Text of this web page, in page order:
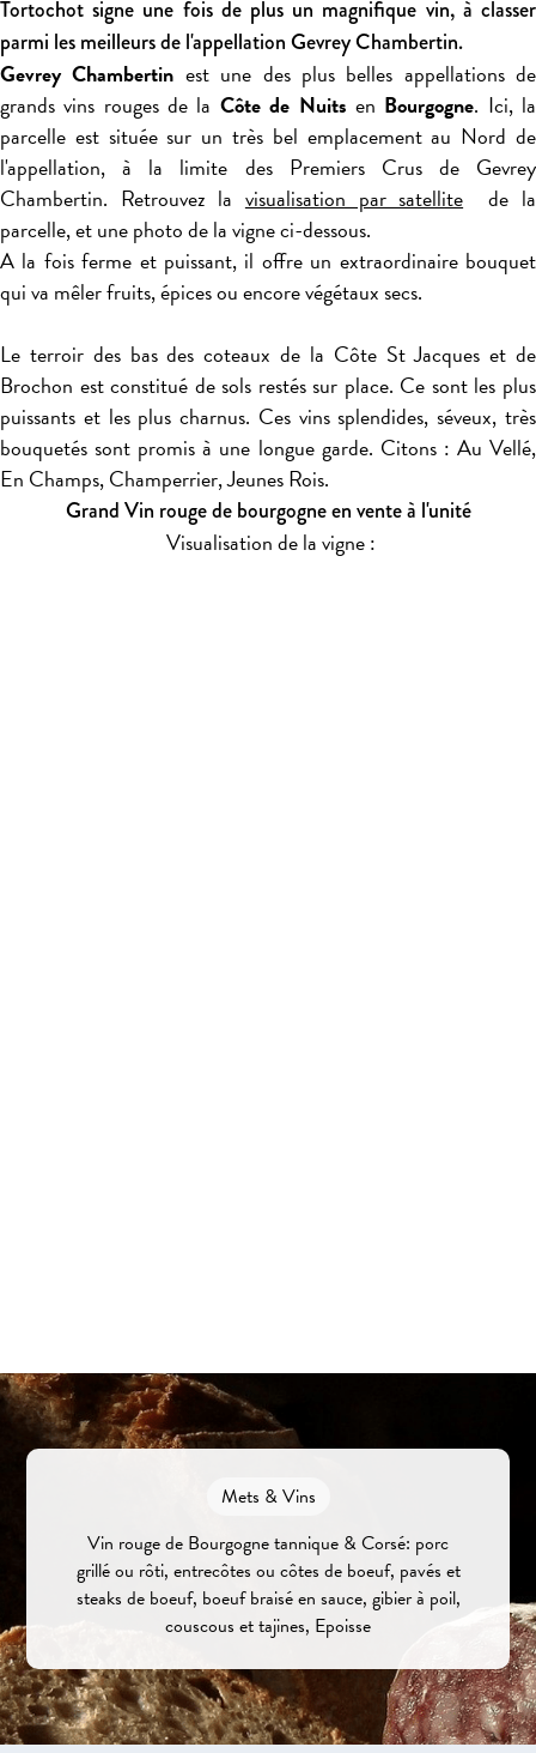
Tortochot signe une fois de plus un magnifique vin, à classer
parmi les meilleurs de l'appellation Gevrey Chambertin.
Gevrey Chambertin est une des plus belles appellations de
grands vins rouges de la Côte de Nuits en Bourgogne. Ici, la
parcelle est située sur un très bel emplacement au Nord de
l'appellation, à la limite des Premiers Crus de Gevrey
Chambertin. Retrouvez lavisualisation par satellitede la
parcelle, et une photo de la vigne ci-dessous.
A la fois ferme et puissant, il offre un extraordinaire bouquet
qui va mêler fruits, épices ou encore végétaux secs.
Le terroir des bas des coteaux de la Côte St Jacques et de
Brochon est constitué de sols restés sur place. Ce sont les plus
puissants et les plus charnus. Ces vins splendides, séveux, très
bouquetés sont promis à une longue garde. Citons : Au Vellé,
En Champs, Champerrier, Jeunes Rois.
Grand Vin rouge de bourgogne en vente à l'unité
Visualisation de la vigne :
Mets & Vins
Vin rouge de Bourgogne tannique & Corsé: porc
grillé ou rôti, entrecôtes ou côtes de boeuf, pavés et
steaks de boeuf, boeuf braisé en sauce, gibier à poil,
couscous et tajines, Epoisse